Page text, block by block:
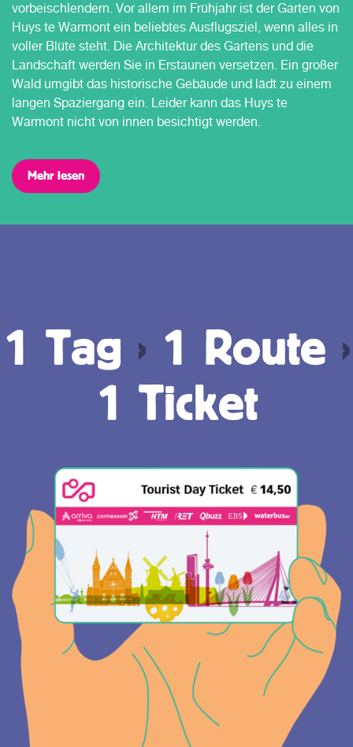
vorbeischlendern. Vor allem im Frühjahr ist der Garten von
Huys te Warmont ein beliebtes Ausflugsziel, wenn alles in
voller Blüte steht. Die Architektur des Gartens und die
Landschaft werden Sie in Erstaunen versetzen. Ein großer
Wald umgibt das historische Gebäude und lädt zu einem
langen Spaziergang ein. Leider kann das Huys te
Warmont nicht von innen besichtigt werden.
Mehr lesen
1 Tag › 1 Route ›
1 Ticket